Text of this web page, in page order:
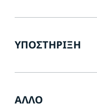
ΥΠΟΣΤΉΡΙΞΗ
ΆΛΛΟ